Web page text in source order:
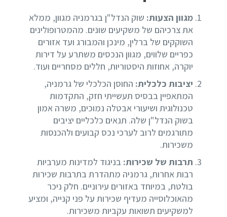
מגוון הצעות: שוק הנדל"ן בגרמניה מגוון, ממלא
את צרכיהם של משקיעים שונים. מהמטרופולינים
השוקקים של ברלין, מינכן והמבורג ועד אזורים
כפריים שלווים, מגוון הנכסים משתרע על דירות
יוקרה, אחוזות היסטוריות, חללים מסחריים ועוד.
יציבות כלכלית: החוסן הכלכלי של גרמניה,
המתאפיין בבסיס תעשייתי חזק, התקדמות
טכנולוגית ושיעורי אבטלה נמוכים, משרה אמון
בשוק הנדל"ן שלה. תנאים כלכליים יציבים
מתורגמים לרוב לערכי נכס קבועים ולהכנסות
משכירות.
תרבות של שכירות: בניגוד למדינות מערביות
רבות אחרות, גרמניה מתהדרת בתרבות שכירות
בולטת, במיוחד באזורים עירוניים. חלק ניכר
מהאוכלוסייה מעדיף שכירות על פני קנייה, ומציע
למשקיעים תשואות עקביות משכירות.